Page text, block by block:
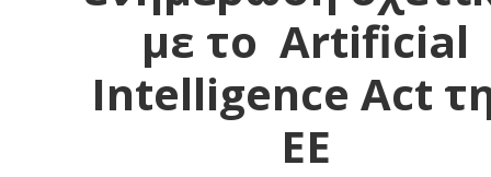
με το Artificial
Intelligence Act
ΕΕ